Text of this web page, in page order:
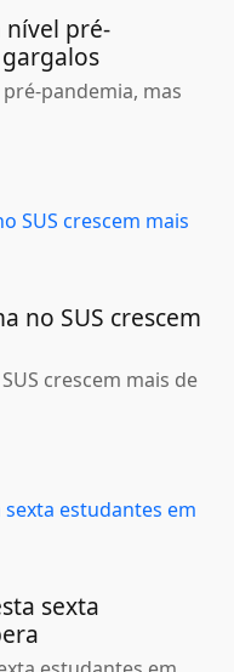
nível pré-
pandemia, mas
no SUS crescem
crescem mais de
sexta